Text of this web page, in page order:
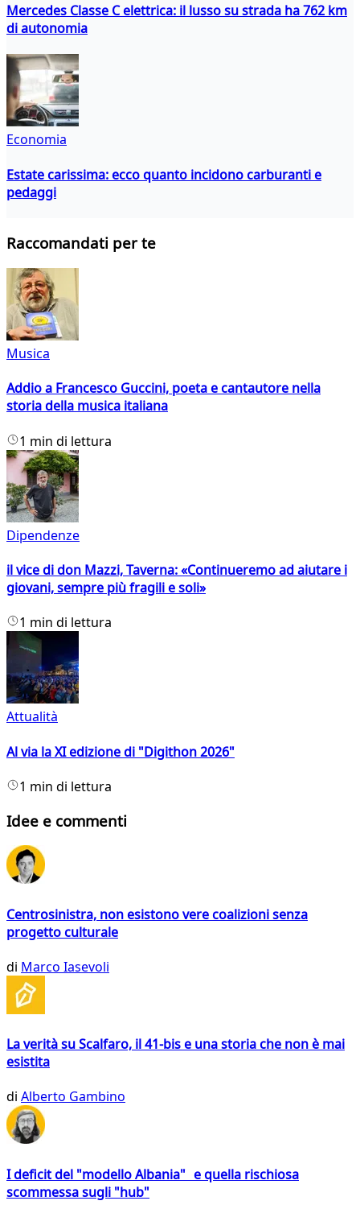
Mercedes Classe C elettrica: il lusso su strada ha 762 km
di autonomia
Economia
Estate carissima: ecco quanto incidono carburanti e
pedaggi
Raccomandati per te
Musica
Addio a Francesco Guccini, poeta e cantautore nella
storia della musica italiana
1 min di lettura
Dipendenze
il vice di don Mazzi, Taverna: «Continueremo ad aiutare i
giovani, sempre più fragili e soli»
1 min di lettura
Attualità
Al via la XI edizione di "Digithon 2026"
1 min di lettura
Idee e commenti
Centrosinistra, non esistono vere coalizioni senza
progetto culturale
di Marco Iasevoli
La verità su Scalfaro, il 41-bis e una storia che non è mai
esistita
di Alberto Gambino
I deficit del "modello Albania" e quella rischiosa
scommessa sugli "hub"